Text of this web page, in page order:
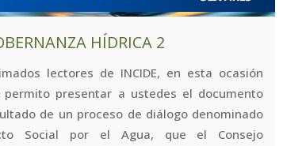
HÍDRICA 2
lectores de INCIDE, en esta ocasión
permito presentar a ustedes el documento
de un proceso de diálogo denominado
Social por el Agua, que el Consejo